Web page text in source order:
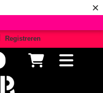
×
registreren
Registreren